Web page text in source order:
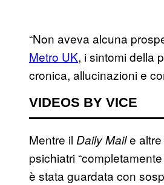
“Non aveva alcuna
Metro UK, i sintomi della
cronica, allucinazioni e
VIDEOS BY VICE
Mentre il Daily Maile altre
psichiatri
è stata guardata con